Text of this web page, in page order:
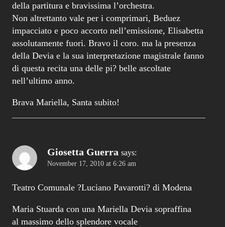
della partitura e bravissima l’orchestra.
Non altrettanto vale per i comprimari, Beduez
impacciato e poco accorto nell’emissione, Elisabetta
assolutamente fuori. Bravo il coro. ma la presenza
della Devia e la sua interpretazione magistrale fanno
di questa recita una delle pi? belle ascoltate
nell’ultimo anno.
Brava Mariella, Santa subito!
Giosetta Guerra says:
November 17, 2010 at 6:26 am
Teatro Comunale ?Luciano Pavarotti? di Modena
Maria Stuarda con una Mariella Devia sopraffina
al massimo dello splendore vocale